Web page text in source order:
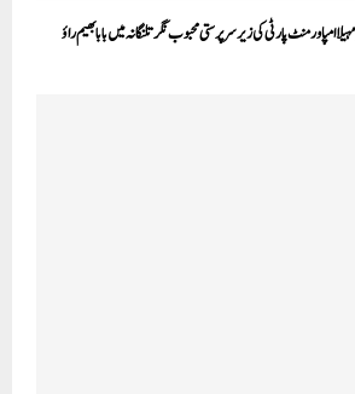
امپاورمنٹ پارٹی کی زیر سرپرستی محبوب نگر تلنگانہ میں بابا بھیم راؤ